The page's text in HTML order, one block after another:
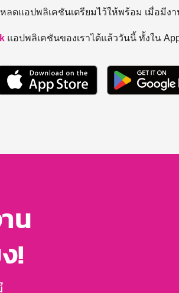
ลดแอปพลิเคชันเตรียมไว้ให้พร้อม เมื่อมีง
แอปพลิเคชันของเราได้แล้ววันนี้ ทั้งใน
น
!